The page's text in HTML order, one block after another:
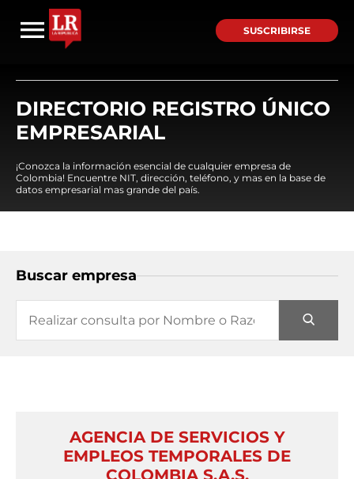
SUSCRIBIRSE
DIRECTORIO REGISTRO ÚNICO
EMPRESARIAL
¡Conozca la información esencial de cualquier empresa de
Colombia! Encuentre NIT, dirección, teléfono, y mas en la base de
datos empresarial mas grande del país.
Buscar empresa
AGENCIA DE SERVICIOS Y
EMPLEOS TEMPORALES DE
COLOMBIA S.A.S.